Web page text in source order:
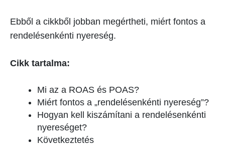
Ebből a cikkből jobban megértheti, miért fontos a
rendelésenkénti nyereség.
Cikk tartalma:
Mi az a ROAS és POAS?
Miért fontos a „rendelésenkénti nyereség”?
Hogyan kell kiszámítani a rendelésenkénti
nyereséget?
Következtetés